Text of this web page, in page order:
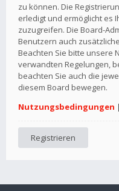
zu können. Die
erledigt und ermöglicht es
zuzugreifen. Die Board-
Benutzern auch
Beachten Sie bitte unsere
verwandten Regelungen,
beachten Sie auch die
diesem Board bewegen.
Nutzungsbedingungen |
Registrieren